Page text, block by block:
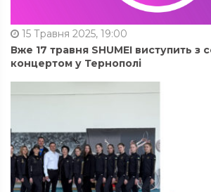
15 Травня 2025, 19:00
Вже 17 травня SHUMEI виступить з
концертом у Тернополі